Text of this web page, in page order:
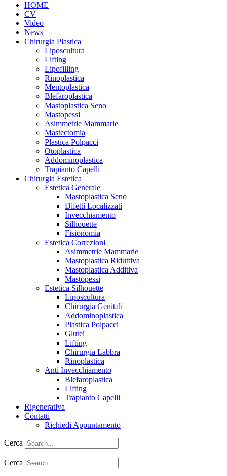
HOME
CV
Video
News
Chirurgia Plastica
Liposcultura
Lifting
Lipofilling
Rinoplastica
Mentoplastica
Blefaroplastica
Mastoplastica Seno
Mastopessi
Asimmetrie Mammarie
Mastectomia
Plastica Polpacci
Otoplastica
Addominoplastica
Trapianto Capelli
Chirurgia Estetica
Estetica Generale
Mastoplastica Seno
Difetti Localizzati
Invecchiamento
Silhouette
Fisionomia
Estetica Correzioni
Asimmetrie Mammarie
Mastoplastica Riduttiva
Mastoplastica Additiva
Mastopessi
Estetica Silhouette
Liposcultura
Chirurgia Genitali
Addominoplastica
Plastica Polpacci
Glutei
Lifting
Chirurgia Labbra
Rinoplastica
Anti Invecchiamento
Blefaroplastica
Lifting
Trapianto Capelli
Rigenerativa
Contatti
Richiedi Appuntamento
Cerca
Cerca